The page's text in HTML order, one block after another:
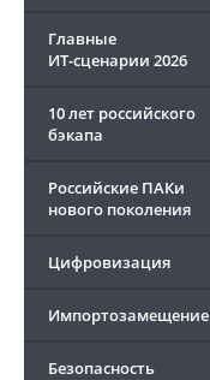
Главные
ИТ-сценарии 2026
10 лет российского
бэкапа
Российские ПАКи
нового поколения
Цифровизация
Импортозамещение
Безопасность